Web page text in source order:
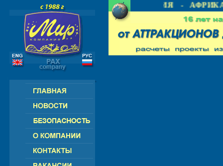
- ЕВРОПА - АМЕРИКА - АЗИЯ - АФРИКА